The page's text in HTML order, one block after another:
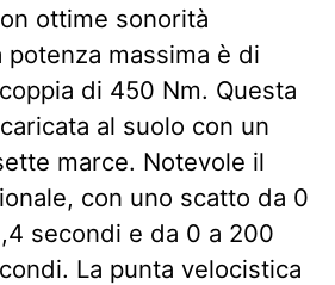
ottime sonorità
potenza massima è di
di 450 Nm. Questa
al suolo con un
marce. Notevole il
con uno scatto da 0
secondi e da 0 a 200
La punta velocistica